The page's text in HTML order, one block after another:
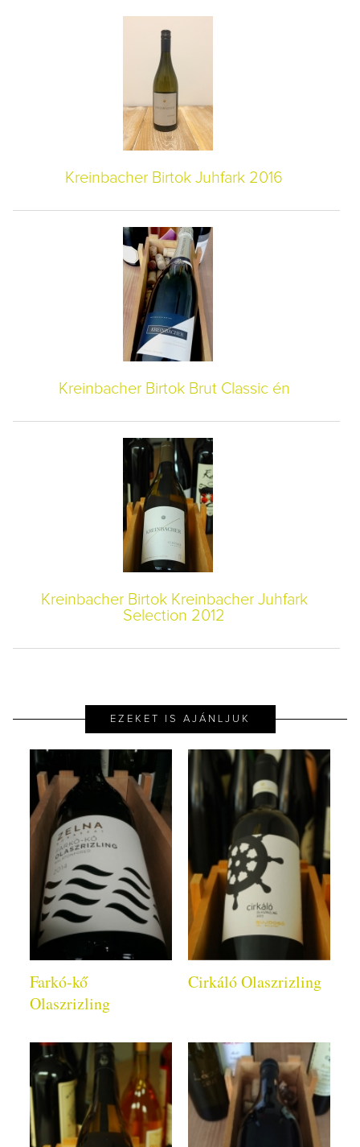
Kreinbacher Birtok Juhfark 2016
Kreinbacher Birtok Brut Classic én
Kreinbacher Birtok Kreinbacher Juhfark
Selection 2012
EZEKET IS AJÁNLJUK
Farkó-kő
Olaszrizling
Cirkáló Olaszrizling